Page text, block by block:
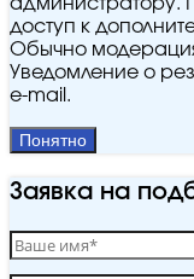
доступ к
Обычно
Уведомление о
e‑mail.
Понятно
Заявка на